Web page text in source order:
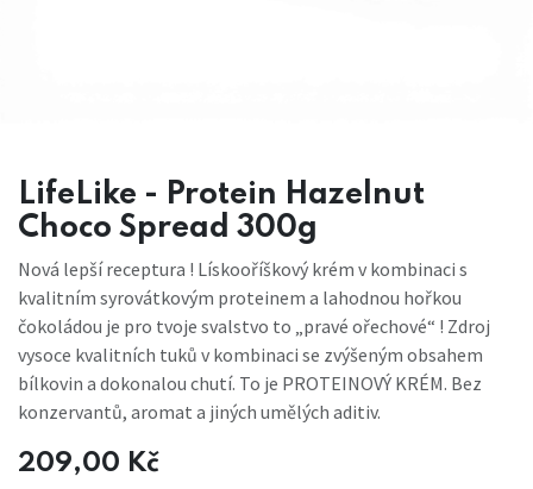
LifeLike - Protein Hazelnut
Choco Spread 300g
Nová lepší receptura ! Lískooříškový krém v kombinaci s
kvalitním syro­vátkovým proteinem a lahodnou hořkou
čokoládou je pro tvoje svalstvo to „pravé ořechové“ ! Zdroj
vysoce kvalitních tuků v kombinaci se zvýšeným obsahem
bílko­vin a dokonalou chutí. To je PROTEINOVÝ KRÉM. Bez
konzervantů, a­romat a jiných umělých aditiv.
209,00 Kč